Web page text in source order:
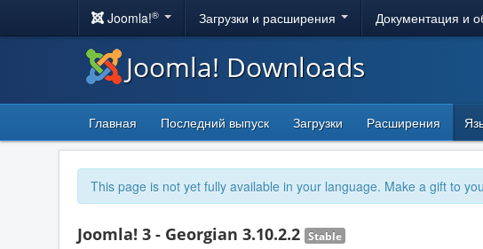
Joomla!® Загрузки и расширения Документация и
Joomla! Downloads
Главная Последний выпуск Загрузки Расширения
This page is not yet fully available in your language. Make a gift to
Joomla! 3 - Georgian 3.10.2.2 Stable